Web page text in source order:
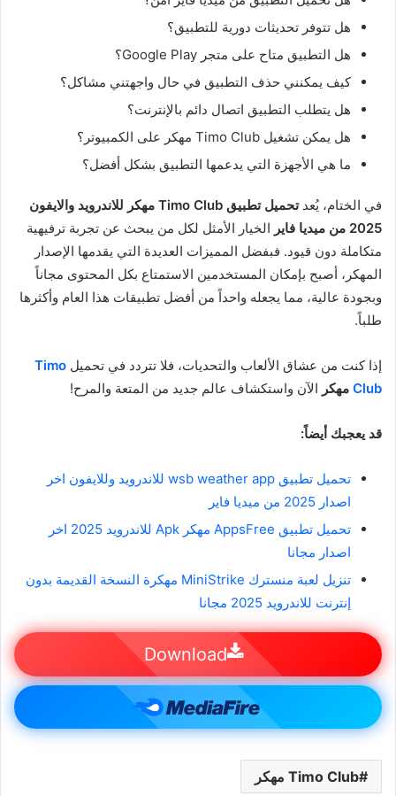
هل تتوفر تحديثات دورية للتطبيق؟
هل التطبيق متاح على متجر Google Play؟
كيف يمكنني حذف التطبيق في حال واجهتني مشاكل؟
هل يتطلب التطبيق اتصال دائم بالإنترنت؟
هل يمكن تشغيل Timo Club مهكر على الكمبيوتر؟
ما هي الأجهزة التي يدعمها التطبيق بشكل أفضل؟
في الختام، يُعد
تحميل تطبيق Timo Club مهكر للاندرويد والايفون
2025 من ميديا فاير
الخيار الأمثل لكل من يبحث عن تجربة ترفيهية
متكاملة دون قيود. فبفضل المميزات العديدة التي يقدمها الإصدار
المهكر، أصبح بإمكان المستخدمين الاستمتاع بكل المحتوى مجاناً
وبجودة عالية، مما يجعله واحداً من أفضل تطبيقات هذا العام وأكثرها
طلباً.
إذا كنت من عشاق الألعاب والتحديات، فلا تتردد في تحميل Timo
Club مهكر الآن واستكشاف عالم جديد من المتعة والمرح!
قد يعجبك أيضاً:
تحميل تطبيق wsb weather app للاندرويد وللايفون اخر
اصدار 2025 من ميديا فاير
تحميل تطبيق AppsFree مهكر Apk للاندرويد 2025 اخر
اصدار مجانا
تنزيل لعبة منسترك MiniStrike مهكرة النسخة القديمة بدون
إنترنت للاندرويد 2025 مجانا
Download
Timo Club مهكر